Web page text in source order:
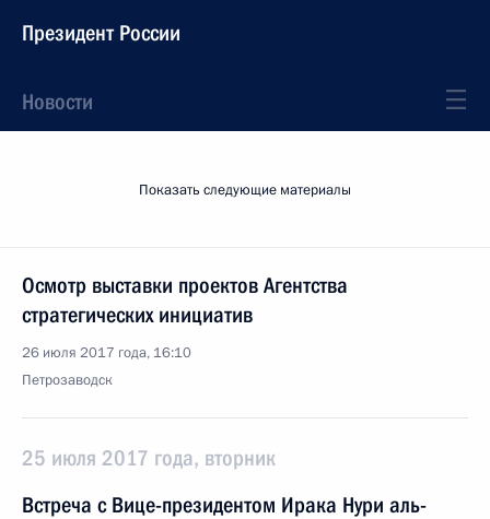
Президент России
Новости
Показать следующие материалы
Осмотр выставки проектов Агентства
стратегических инициатив
26 июля 2017 года, 16:10
Петрозаводск
25 июля 2017 года, вторник
Встреча с Вице-президентом Ирака Нури аль-